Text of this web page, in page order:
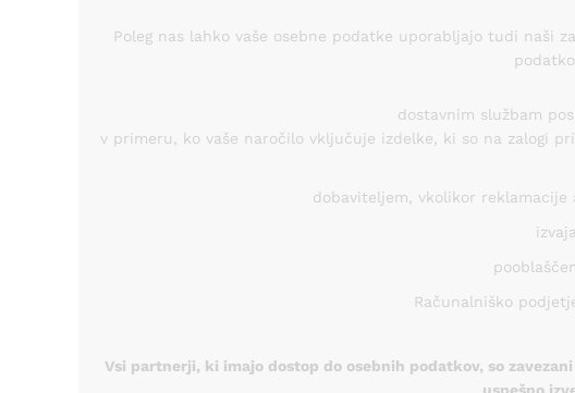
Poleg nas lahko vaše osebne podatke uporabljajo tudi naši
dostavnim službam
v primeru, ko vaše naročilo vključuje izdelke, ki so na zalogi
dobaviteljem, vkolikor
Računalniško
Vsi partnerji, ki imajo dostop do osebnih podatkov, so